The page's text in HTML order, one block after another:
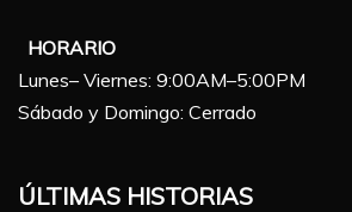
HORARIO
Lunes– Viernes: 9:00AM–5:00PM
Sábado y Domingo: Cerrado
ÚLTIMAS HISTORIAS